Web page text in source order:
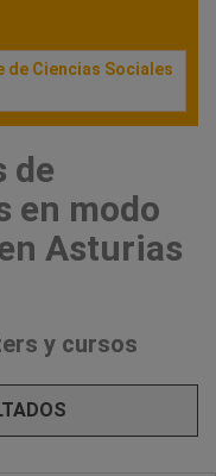
de Ciencias Sociales
de
en modo
Asturias
y cursos